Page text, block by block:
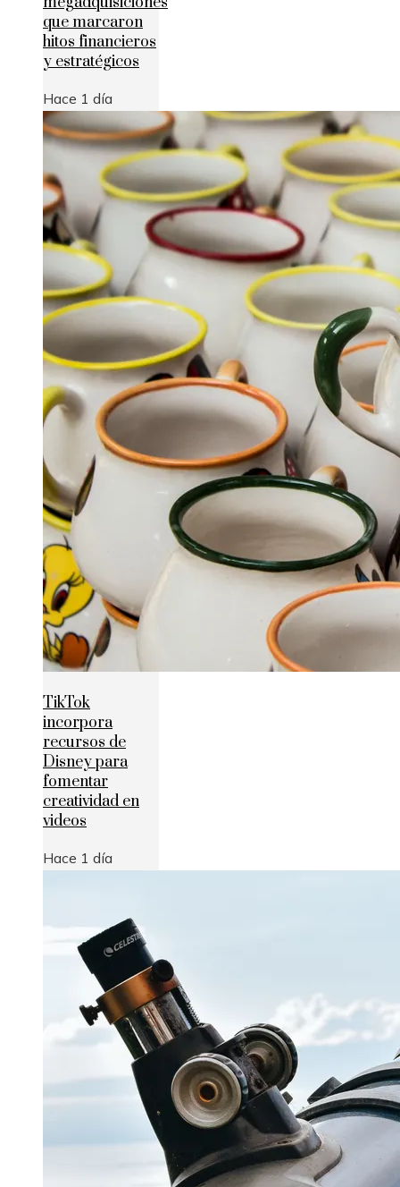
que marcaron
hitos financieros
y estratégicos
Hace 1 día
TikTok
incorpora
recursos de
Disney para
fomentar
creatividad en
videos
Hace 1 día